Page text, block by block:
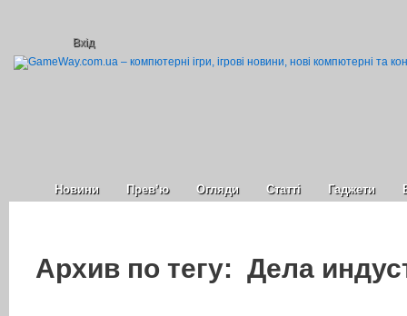
Вхід
Новини Прев’ю Огляди Статті Гаджети
Архив по тегу: Дела